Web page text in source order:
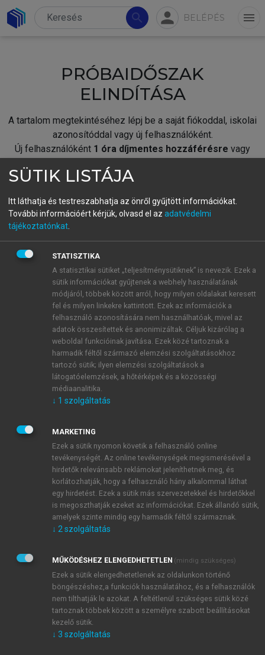
search person BELÉPÉS menu
PRÓBAIDŐSZAK
ELINDÍTÁSA
A tartalom megtekintéséhez lépj be a saját fiókoddal, iskolai
azonosítóddal vagy új felhasználóként.
Új felhasználóként 1 óra díjmentes hozzáférésre vagy
fiókoddal,vagy hozz létre új fiókot.
A regisztráció után apróbaidőszakautomatikusan
BELÉPÉS SAJÁT FIÓKKAL
ÚJ FIÓK LÉTREHOZÁSA
1 óra díjmentes hozzáférés
E-MAIL-CÍM
JELSZÓ
JELSZÓ ÚJRA
Kérek értesítést a MeRSZ újdonságairól, akcióiról.
Kérek értesítést az Akadémiai Kiadó Zrt. újdonságairól,
Adatkezelési tájékoztatóbanfoglaltakat tudomásul
veszem és elfogadom.
Általános vásárlási feltételeket, valamint a szotar.netés a
mersz.huoldalak licencszerződéseiben foglaltakat
tudomásul veszem és elfogadom.
KIPRÓBÁLOM
SÜTIK LISTÁJA
Itt láthatja és testreszabhatja az önről gyűjtött információkat.
További információért kérjük, olvasd el az adatvédelmi
tájékoztatónkat
STATISZTIKA
A statisztikai sütiket „teljesítménysütiknek” is nevezik. Ezek a
sütik információkat gyűjtenek a webhely használatának
módjáról, többek között arról, hogy milyen oldalakat keresett
fel és milyen linkekre kattintott. Ezek az információk a
felhasználó azonosítására nem használhatóak, mivel az
adatok összesítettek és anonimizáltak. Céljuk kizárólag a
weboldal funkcióinak javítása. Ezek közé tartoznak a
harmadik féltől származó elemzési szolgáltatásokhoz
tartozó sütik; ilyen elemzési szolgáltatások a
látogatóelemzések, a hőtérképek és a közösségi
médiaanalitika.
↓ 1 szolgáltatás
MARKETING
Ezek a sütik nyomon követik a felhasználó online
tevékenységét. Az online tevékenységek megismerésével a
hirdetők relevánsabb reklámokat jeleníthetnek meg, és
korlátozhatják, hogy a felhasználó hány alkalommal láthat
egy hirdetést. Ezek a sütik más szervezetekkel és hirdetőkkel
is megoszthatják ezeket az információkat. Ezek állandó sütik,
amelyek szinte mindig egy harmadik féltől származnak.
↓ 2 szolgáltatás
MŰKÖDÉSHEZ ELENGEDHETETLEN (mindig szükséges)
Ezek a sütik elengedhetetlenek az oldalunkon történő
böngészéshez,a funkciók használatához, és a felhasználók
nem tilthatják le azokat. A feltétlenül szükséges sütik közé
tartoznak többek között a személyre szabott beállításokat
kezelő sütik.
↓ 3 szolgáltatás